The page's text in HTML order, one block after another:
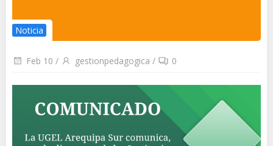
Noticia
Feb 10 / gestionpedagogica / 0